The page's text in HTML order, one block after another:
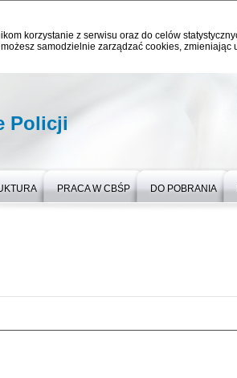
korzystanie z serwisu oraz do celów
samodzielnie zarządzać cookies,
Policji
PRACA W CBŚP DO POBRANIA